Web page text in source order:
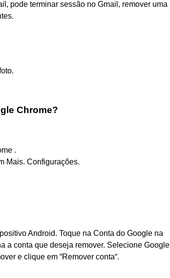
pode terminar sessão no Gmail, remover uma
Chrome?
.
Mais. Configurações.
Android. Toque na Conta do Google na
a conta que deseja remover. Selecione Google
e clique em “Remover conta“.